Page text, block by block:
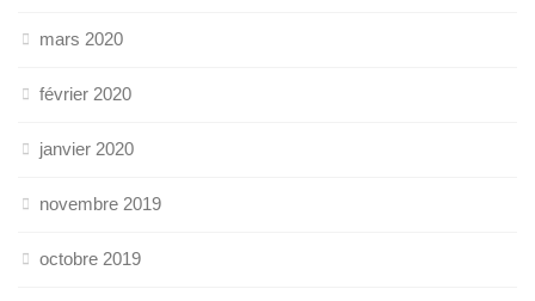
mars 2020
février 2020
janvier 2020
novembre 2019
octobre 2019